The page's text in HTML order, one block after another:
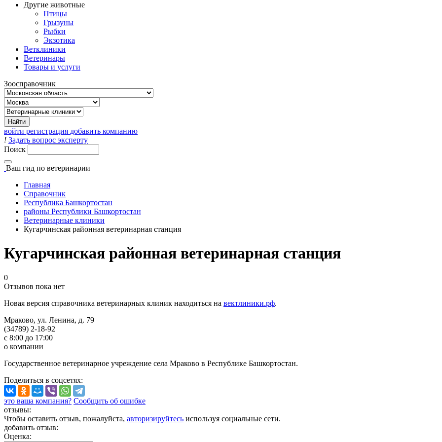
Другие животные
Птицы
Грызуны
Рыбки
Экзотика
Ветклиники
Ветеринары
Товары и услуги
Зоосправочник
войти регистрация добавить компанию
! Задать вопрос эксперту
Поиск
Ваш гид по ветеринарии
Главная
Справочник
Республика Башкортостан
районы Республики Башкортостан
Ветеринарные клиники
Кугарчинская районная ветеринарная станция
Кугарчинская районная ветеринарная станция
0
Отзывов пока нет
Новая версия справочника ветеринарных клиник находиться на вектлиники.рф.
Мраково, ул. Ленина, д. 79
(34789) 2-18-92
с 8:00 до 17:00
о компании
Государственное ветеринарное учреждение села Мраково в Республике Башкортостан.
Поделиться в соцсетях:
это ваша компания? Сообщить об ошибке
отзывы:
Чтобы оставить отзыв, пожалуйста, авторизируйтесь используя социальные сети.
добавить отзыв:
Оценка: